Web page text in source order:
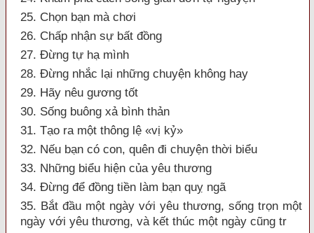
25. Chọn bạn mà chơi
26. Chấp nhận sự bất đồng
27. Đừng tự hạ mình
28. Đừng nhắc lại những chuyện không hay
29. Hãy nêu gương tốt
30. Sống buông xả bình thản
31. Tạo ra một thông lệ «vị kỷ»
32. Nếu bạn có con, quên đi chuyện thời biểu
33. Những biểu hiện của yêu thương
34. Đừng để đồng tiền làm bạn quỵ ngã
35. Bắt đầu một ngày với yêu thương, sống trọn một
ngày với yêu thương, và kết thúc một ngày cũng tr